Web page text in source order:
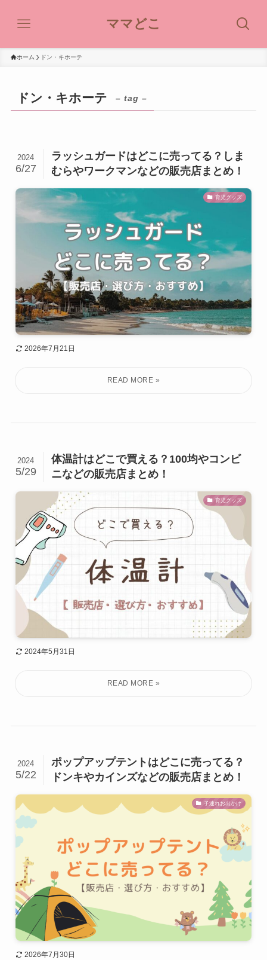
ママどこ
ホーム ドン・キホーテ
ドン・キホーテ – tag –
ラッシュガードはどこに売ってる？しま
むらやワークマンなどの販売店まとめ！
2024
6/27
育児グッズ
2026年7月21日
体温計はどこで買える？100均やコンビ
ニなどの販売店まとめ！
2024
5/29
育児グッズ
2024年5月31日
ポップアップテントはどこに売ってる？
ドンキやカインズなどの販売店まとめ！
2024
5/22
子連れお出かけ
2026年7月30日